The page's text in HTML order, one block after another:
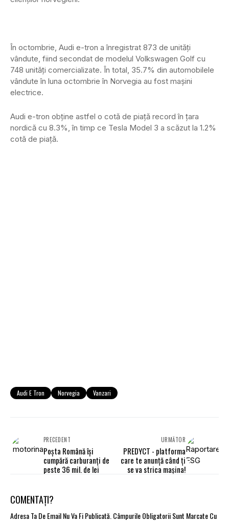
În octombrie, Audi e-tron a înregistrat 873 de unități
vândute, fiind secondat de modelul Volkswagen Golf cu
748 unități comercializate. În total, 35.7% din automobilele
vândute în luna octombrie în Norvegia au fost mașini
electrice.
Audi e-tron obține astfel o cotă de piață record în țara
nordică cu 8.3%, în timp ce Tesla Model 3 a scăzut la 1.2%
cotă de piață.
Audi E Tron Norvegia Vanzari
PRECEDENT
Poşta Română îşi
cumpără carburanţi de
peste 36 mil. de lei
URMĂTOR
PREDYCT - platforma
care te anunță când ți
se va strica mașina!
COMENTAȚI?
Adresa Ta De Email Nu Va Fi Publicată.Câmpurile Obligatorii Sunt Marcate Cu